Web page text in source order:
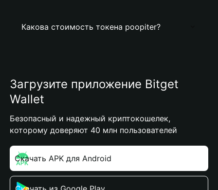
Какова стоимость токена poopiter?
Загрузите приложение Bitget
Wallet
Безопасный и надежный криптокошелек,
которому доверяют 40 млн пользователей
Скачать APK для Android